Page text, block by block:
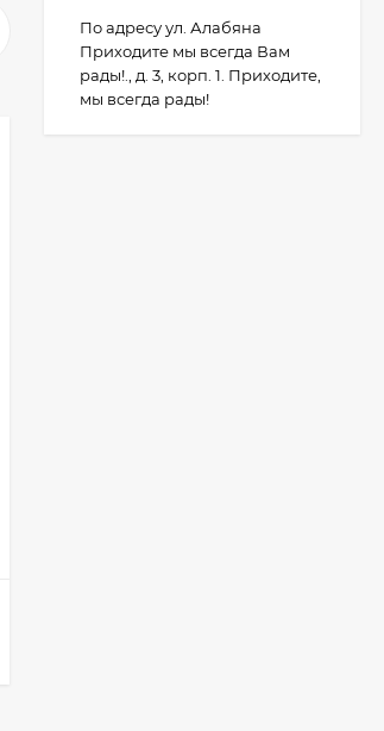
По адресу ул. Алабяна
Приходите мы всегда Вам
рады!., д. 3, корп. 1. Приходите,
мы всегда рады!